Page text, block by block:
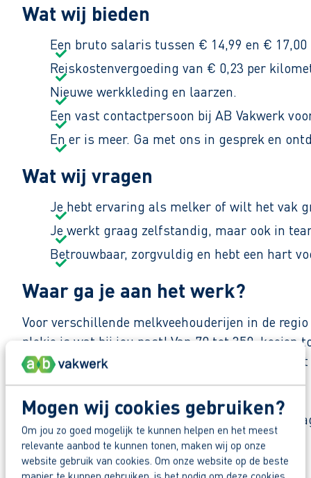
Mogen wij cookies gebruiken?
Om jou zo goed mogelijk te kunnen helpen en het meest
relevante aanbod te kunnen tonen, maken wij op onze
website gebruik van cookies. Om onze website op de beste
Zorgen voor hygiëne en een nette melkstal
Je kunt tussen 1 en 10 keer per week werken,
het van beide kanten? Dan is een vast contract
Wat wij bieden
Een bruto salaris tussen € 14,99 en €
Reiskostenvergoeding van € 0,23 per
Nieuwe werkkleding en laarzen.
Een vast contactpersoon bij AB Vakwerk
En er is meer. Ga met ons in gesprek en
Wat wij vragen
Je hebt ervaring als melker of wilt het vak
Je werkt graag zelfstandig, maar ook in
Betrouwbaar, zorgvuldig en hebt een hart
Waar ga je aan het werk?
Voor verschillende melkveehouderijen in de
plekje is wat bij jou past! Van 70 tot 350, koeien
jou bespreken we graag jouw wensen.
Zo maak je werk van jouw toekomst
Reageer nu op deze vacature. Al binnen 1
Waarom solliciteren via AB Vakwerk?
Deel deze vacature: